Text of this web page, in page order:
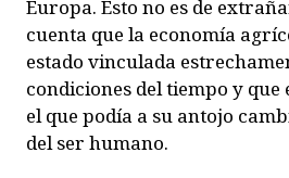
Europa. Esto no es de
cuenta que la economía
estado vinculada
condiciones del tiempo y que
el que podía a su antojo
del ser humano.